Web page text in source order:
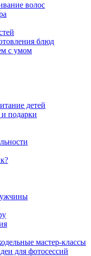
волос
блюд
с умом
детей
и подарки
мастер-классы
для фотосессий